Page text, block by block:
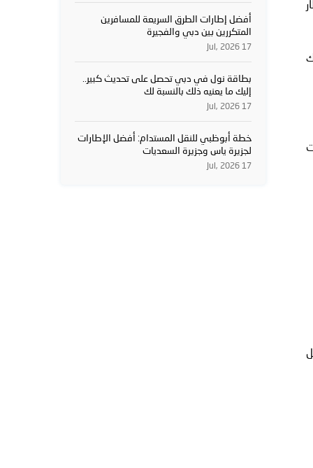
أفضل إطارات الطرق السريعة للمسافرين
المتكررين بين دبي والفجيرة
17 Jul, 2026
بطاقة نول في دبي تحصل على تحديث كبير..
إليك ما يعنيه ذلك بالنسبة لك
17 Jul, 2026
خطة أبوظبي للنقل المستدام: أفضل الإطارات
لجزيرة ياس وجزيرة السعديات
17 Jul, 2026